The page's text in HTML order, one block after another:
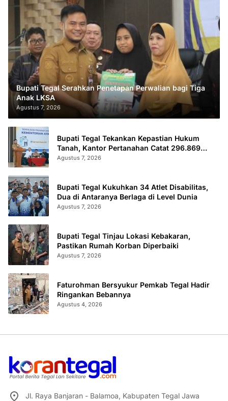
Bupati Tegal Serahkan Penetapan Perwalian bagi Tiga
Anak LKSA
Agustus 7, 2026
Bupati Tegal Tekankan Kepastian Hukum
Tanah, Kantor Pertanahan Catat 296.869
Sertifikat Terbit
Agustus 7, 2026
Bupati Tegal Kukuhkan 34 Atlet Disabilitas,
Dua di Antaranya Berlaga di Level Dunia
Agustus 7, 2026
Bupati Tegal Tinjau Lokasi Kebakaran,
Pastikan Rumah Korban Diperbaiki
Agustus 7, 2026
Faturohman Bersyukur Pemkab Tegal Hadir
Ringankan Bebannya
Agustus 4, 2026
Jl. Raya Banjaran - Balamoa, Kabupaten Tegal Jawa